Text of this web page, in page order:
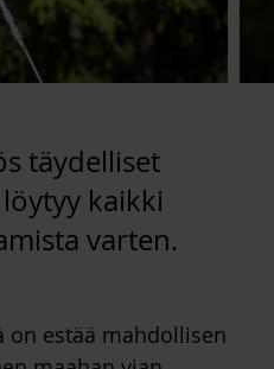
täydelliset
kaikki
varten.
on estää mahdollisen